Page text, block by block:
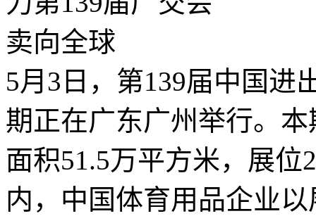
5月3日，第139届中国进
期正在广东广州举行。
面积51.5万平方米，展
内，中国体育用品企业